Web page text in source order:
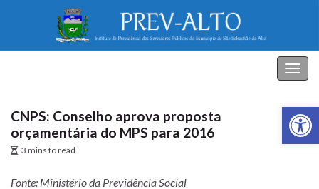
Abrir
CNPS: Conselho aprova proposta
orçamentária do MPS para 2016
3 mins to read
Fonte: Ministério da Previdência Social